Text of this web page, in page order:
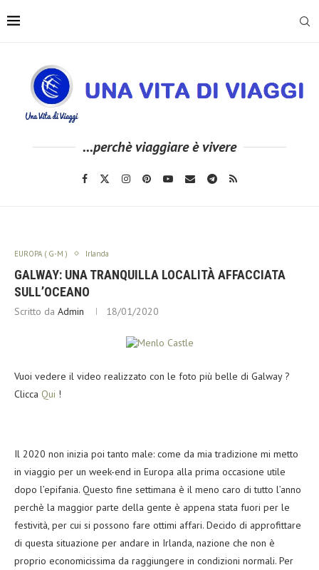
...perchè viaggiare è vivere
EUROPA ( G-M ) Irlanda
GALWAY: UNA TRANQUILLA LOCALITÀ AFFACCIATA
SULL’OCEANO
Scritto da Admin 18/01/2020
Vuoi vedere il video realizzato con le foto più belle di Galway ?
Clicca Qui !
Il 2020 non inizia poi tanto male: come da mia tradizione mi metto
in viaggio per un week-end in Europa alla prima occasione utile
dopo l’epifania. Questo fine settimana è il meno caro di tutto l’anno
perchè la maggior parte della gente è appena stata fuori per le
festività, per cui si possono fare ottimi affari. Decido di approfittare
di questa situazione per andare in Irlanda, nazione che non è
proprio economicissima da raggiungere in condizioni normali. Per